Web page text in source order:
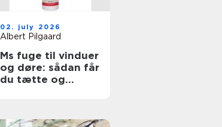
02. july 2026
Albert Pilgaard
Ms fuge til vinduer
og døre: sådan får
du tætte og